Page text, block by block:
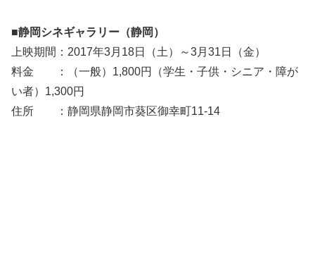
■静岡シネギャラリー（静岡）
上映期間：2017年3月18日（土）～3月31日（金）
料金 ：（一般）1,800円（学生・子供・シニア・障が
い者）1,300円
住所 ：静岡県静岡市葵区御幸町11-14